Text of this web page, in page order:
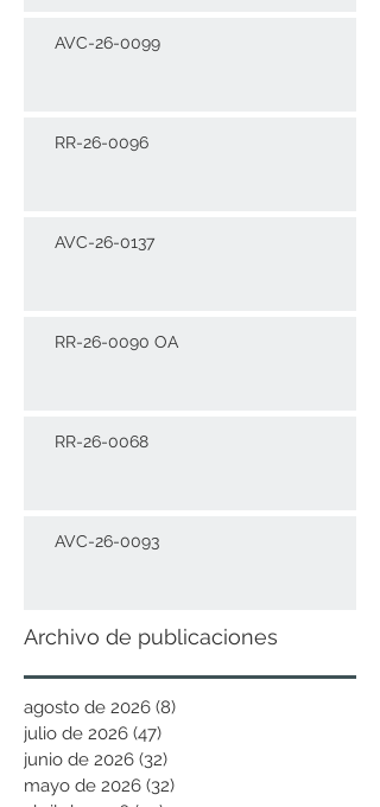
AVC-26-0099
RR-26-0096
AVC-26-0137
RR-26-0090 OA
RR-26-0068
AVC-26-0093
Archivo de publicaciones
agosto de 2026 (8)
julio de 2026 (47)
junio de 2026 (32)
mayo de 2026 (32)